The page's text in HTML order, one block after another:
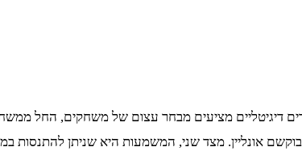
דיגיטליים מציעים מבחר עצום של משחקים, החל
אונליין. מצד שני, המשמעות היא שניתן להתנסות